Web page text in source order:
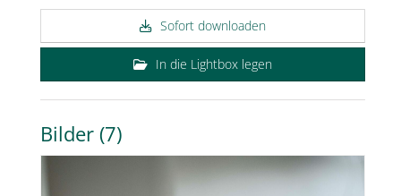
Sofort downloaden
In die Lightbox legen
Bilder (7)